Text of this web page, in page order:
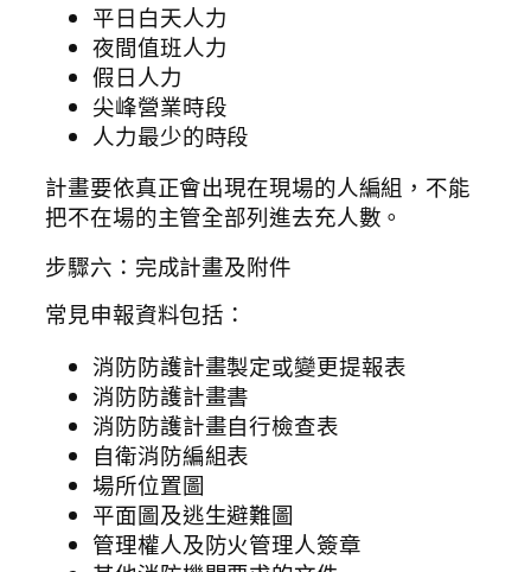
平日白天人力
夜間值班人力
假日人力
尖峰營業時段
人力最少的時段
計畫要依真正會出現在現場的人編組，不能
把不在場的主管全部列進去充人數。
步驟六：完成計畫及附件
常見申報資料包括：
消防防護計畫製定或變更提報表
消防防護計畫書
消防防護計畫自行檢查表
自衛消防編組表
場所位置圖
平面圖及逃生避難圖
管理權人及防火管理人簽章